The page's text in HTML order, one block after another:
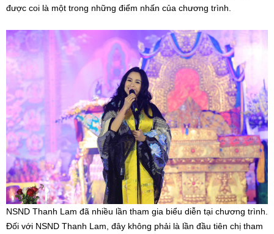
được coi là một trong những điểm nhấn của chương trình.
NSND Thanh Lam đã nhiều lần tham gia biểu diễn tại chương trình.
Đối với NSND Thanh Lam, đây không phải là lần đầu tiên chị tham